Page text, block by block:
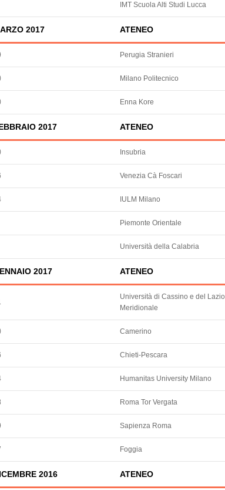
IMT Scuola Alti Studi Lucca
2017 ATENEO
Perugia Stranieri
Milano Politecnico
Enna Kore
2017 ATENEO
Insubria
Venezia Cà Foscari
IULM Milano
Piemonte Orientale
Università della Calabria
2017 ATENEO
Università di Cassino e del Lazio
Meridionale
Camerino
Chieti-Pescara
Humanitas University Milano
Roma Tor Vergata
Sapienza Roma
Foggia
2016 ATENEO